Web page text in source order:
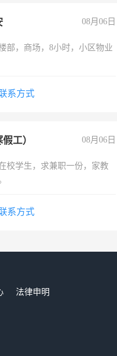
08月06日
部，商场，8小时，小区物业
系方式
工） 08月06日
校学生，求兼职一份，家教
系方式
法律申明